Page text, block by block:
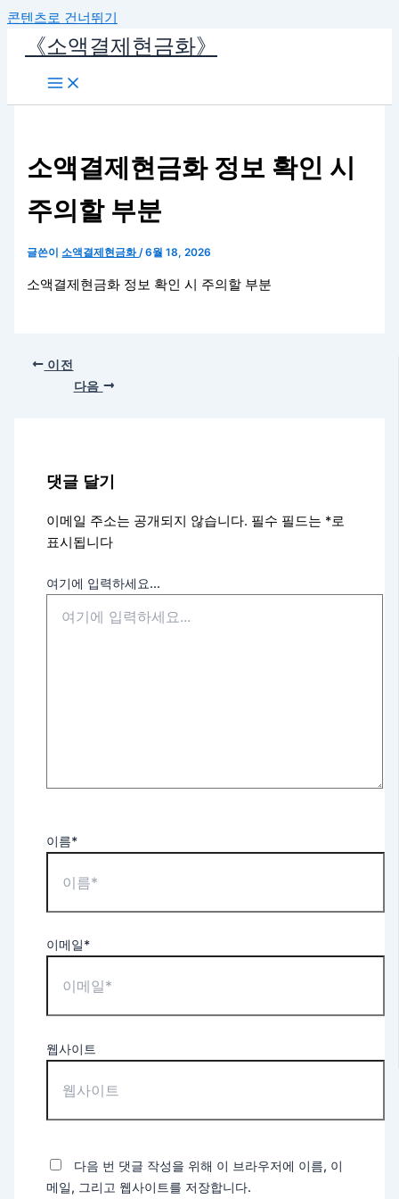
콘텐츠로 건너뛰기
《소액결제현금화》
소액결제현금화 정보 확인 시
주의할 부분
글쓴이 소액결제현금화/6월 18, 2026
소액결제현금화 정보 확인 시 주의할 부분
이전
다음
댓글 달기
이메일 주소는 공개되지 않습니다. 필수 필드는 *로
표시됩니다
여기에 입력하세요...
이름*
이메일*
웹사이트
다음 번 댓글 작성을 위해 이 브라우저에 이름, 이
메일, 그리고 웹사이트를 저장합니다.